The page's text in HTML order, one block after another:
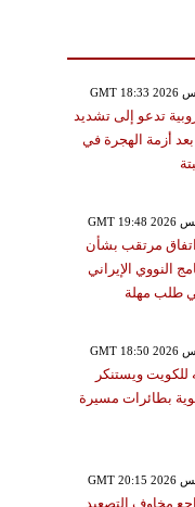
تدعو إلى تشديد
بعد أزمة الهجرة في
مرتقب بشأن
النووي الإيراني
طلب مهلة
للكويت ويستنكر
بطائرات مسيرة
مخاوف التصعيد